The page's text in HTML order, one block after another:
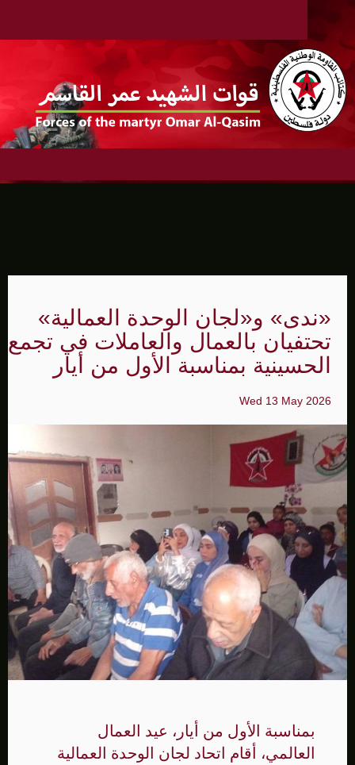
«ندى» و«لجان الوحدة العمالية»
تحتفيان بالعمال والعاملات في تجمع
الحسينية بمناسبة الأول من أيار
Wed 13 May 2026
بمناسبة الأول من أيار، عيد العمال
العالمي، أقام اتحاد لجان الوحدة العمالية